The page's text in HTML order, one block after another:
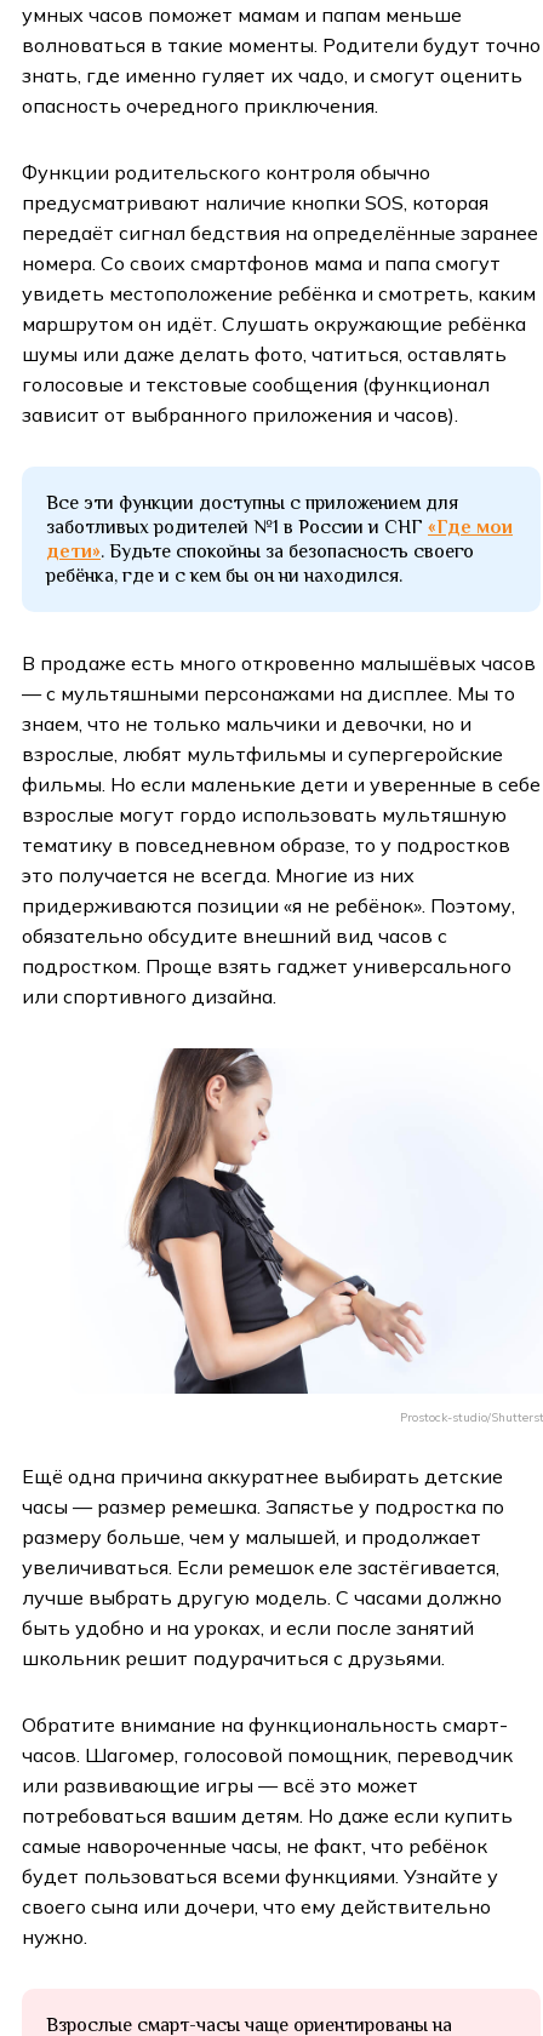
умных часов поможет мамам и папам меньше
волноваться в такие моменты. Родители будут точно
знать, где именно гуляет их чадо, и смогут оценить
опасность очередного приключения.
Функции родительского контроля обычно
предусматривают наличие кнопки SOS, которая
передаёт сигнал бедствия на определённые заранее
номера. Со своих смартфонов мама и папа смогут
увидеть местоположение ребёнка и смотреть, каким
маршрутом он идёт. Слушать окружающие ребёнка
шумы или даже делать фото, чатиться, оставлять
голосовые и текстовые сообщения (функционал
зависит от выбранного приложения и часов).
Все эти функции доступны с приложением для
заботливых родителей №1 в России и СНГ «Где мои
дети». Будьте спокойны за безопасность своего
ребёнка, где и с кем бы он ни находился.
В продаже есть много откровенно малышёвых часов
— с мультяшными персонажами на дисплее. Мы то
знаем, что не только мальчики и девочки, но и
взрослые, любят мультфильмы и супергеройские
фильмы. Но если маленькие дети и уверенные в себе
взрослые могут гордо использовать мультяшную
тематику в повседневном образе, то у подростков
это получается не всегда. Многие из них
придерживаются позиции «я не ребёнок». Поэтому,
обязательно обсудите внешний вид часов с
подростком. Проще взять гаджет универсального
или спортивного дизайна.
Prostock-studio/
Ещё одна причина аккуратнее выбирать детские
часы — размер ремешка. Запястье у подростка по
размеру больше, чем у малышей, и продолжает
увеличиваться. Если ремешок еле застёгивается,
лучше выбрать другую модель. С часами должно
быть удобно и на уроках, и если после занятий
школьник решит подурачиться с друзьями.
Обратите внимание на функциональность смарт-
часов. Шагомер, голосовой помощник, переводчик
или развивающие игры — всё это может
потребоваться вашим детям. Но даже если купить
самые навороченные часы, не факт, что ребёнок
будет пользоваться всеми функциями. Узнайте у
своего сына или дочери, что ему действительно
нужно.
Взрослые смарт-часы чаще ориентированы на